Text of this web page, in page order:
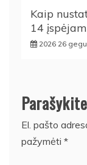
Kaip
14
2026 26
El. pašto
pažymėti *